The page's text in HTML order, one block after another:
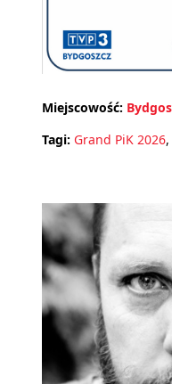
Miejscowość:
Tagi: Grand PiK 2026,